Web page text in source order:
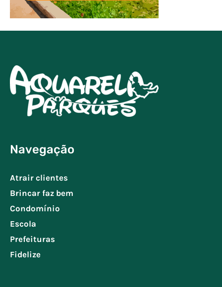
Navegação
Atrair clientes
Brincar faz bem
Condomínio
Escola
Prefeituras
Fidelize